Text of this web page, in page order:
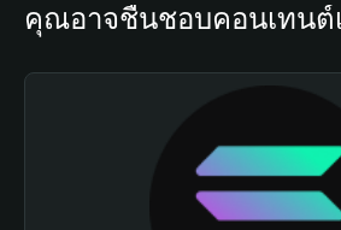
คุณอาจชื่นชอบคอนเทนต์